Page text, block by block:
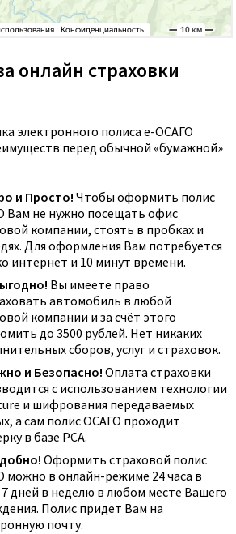
онлайн страховки
электронного полиса е-ОСАГО
перед обычной «бумажной»
и Просто! Чтобы оформить полис
Вам не нужно посещать офис
компании, стоять в пробках и
Для оформления Вам потребуется
интернет и 10 минут времени.
Вы имеете право
автомобиль в любой
компании и за счёт этого
до 3500 рублей. Нет никаких
сборов, услуг и страховок.
и Безопасно! Оплата страховки
с использованием технологии
и шифрования передаваемых
а сам полис ОСАГО проходит
в базе РСА.
Оформить страховой полис
можно в онлайн-режиме 24 часа в
7 дней в неделю в любом месте Вашего
Полис придет Вам на
почту.